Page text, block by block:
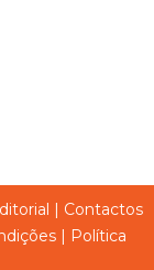
| Contactos
| Política